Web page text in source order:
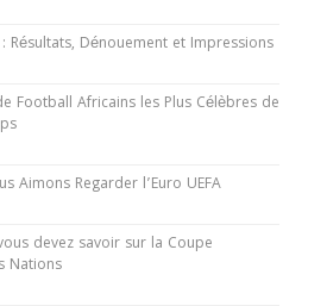
Résultats, Dénouement et Impressions
Football Africains les Plus Célèbres de
Aimons Regarder l’Euro UEFA
devez savoir sur la Coupe
Nations